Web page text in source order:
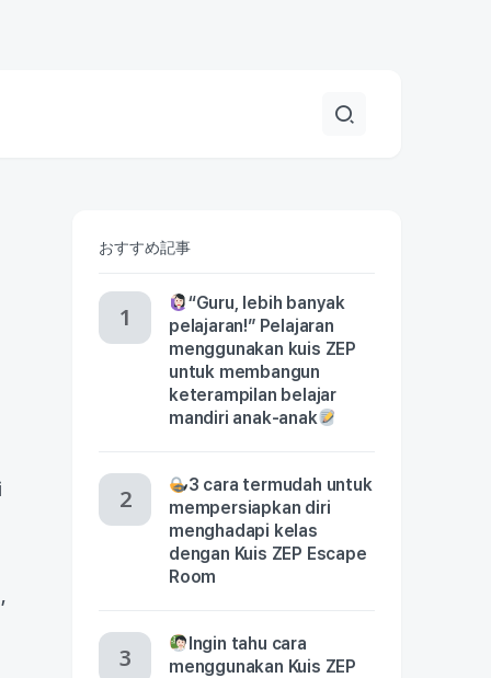
おすすめ記事
“Guru, lebih banyak
pelajaran!” Pelajaran
menggunakan kuis ZEP
untuk membangun
keterampilan belajar
mandiri anak-anak
3 cara termudah untuk
mempersiapkan diri
menghadapi kelas
dengan Kuis ZEP Escape
Room
Ingin tahu cara
menggunakan Kuis ZEP